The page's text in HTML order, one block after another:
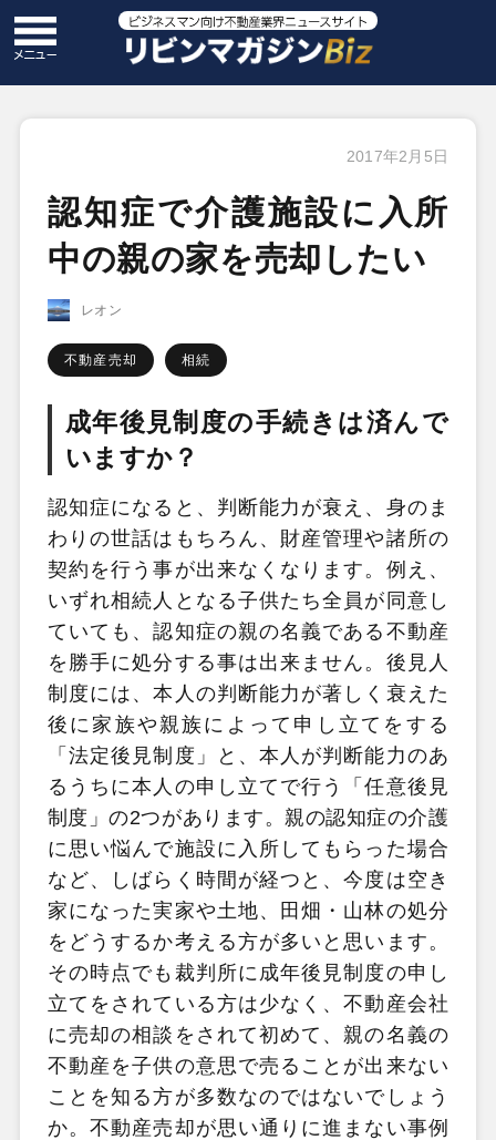
2017年2月5日
認知症で介護施設に入所
中の親の家を売却したい
レオン
不動産売却 相続
成年後見制度の手続きは済んで
いますか？
認知症になると、判断能力が衰え、身のま
わりの世話はもちろん、財産管理や諸所の
契約を行う事が出来なくなります。例え、
いずれ相続人となる子供たち全員が同意し
ていても、認知症の親の名義である不動産
を勝手に処分する事は出来ません。後見人
制度には、本人の判断能力が著しく衰えた
後に家族や親族によって申し立てをする
「法定後見制度」と、本人が判断能力のあ
るうちに本人の申し立てで行う「任意後見
制度」の2つがあります。親の認知症の介護
に思い悩んで施設に入所してもらった場合
など、しばらく時間が経つと、今度は空き
家になった実家や土地、田畑・山林の処分
をどうするか考える方が多いと思います。
その時点でも裁判所に成年後見制度の申し
立てをされている方は少なく、不動産会社
に売却の相談をされて初めて、親の名義の
不動産を子供の意思で売ることが出来ない
ことを知る方が多数なのではないでしょう
か。不動産売却が思い通りに進まない事例